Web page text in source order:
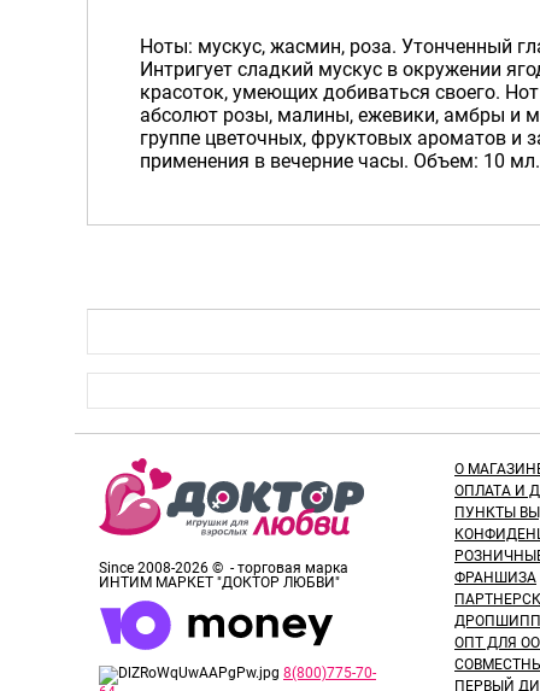
Ноты: мускус, жасмин, роза. Утонченный
Интригует сладкий мускус в окружении
красоток, умеющих добиваться своего.
абсолют розы, малины, ежевики, амбры и
группе цветочных, фруктовых ароматов и
применения в вечерние часы. Объем: 10 мл.
Since 2008-2026 © - торговая марка
ИНТИМ МАРКЕТ "ДОКТОР ЛЮБВИ"
8(800)775-70-
О
ОПЛАТА И
ПУНКТЫ
ФРАНШИЗА
ОПТ ДЛЯ
ПЕРВЫЙ